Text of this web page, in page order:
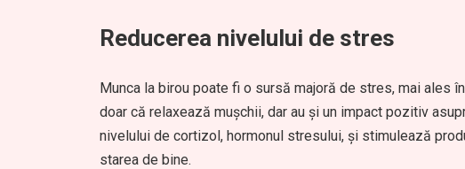
Reducerea nivelului de stres
Munca la birou poate fi o sursă majoră de stres, mai ales
doar că relaxează mușchii, dar au și un impact pozitiv
nivelului de cortizol, hormonul stresului, și stimulează
starea de bine.